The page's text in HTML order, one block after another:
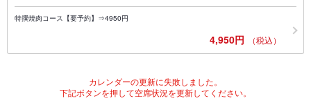
特撰焼肉コース【要予約】⇒4950円
4,950円 （税込）
カレンダーの更新に失敗しました。
下記ボタンを押して空席状況を更新してください。